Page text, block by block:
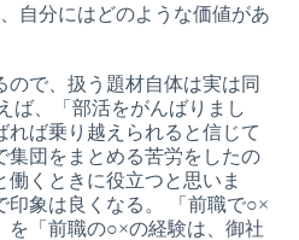
自分にはどのような価値があ
ので、扱う題材自体は実は同
ば、「部活をがんばりまし
れば乗り越えられると信じて
集団をまとめる苦労をしたの
働くときに役立つと思いま
印象は良くなる。 「前職で○×
を「前職の○×の経験は、御社